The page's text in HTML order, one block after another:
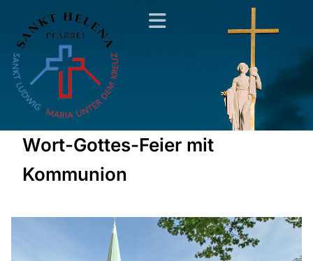
Wort-Gottes-Feier mit
Kommunion